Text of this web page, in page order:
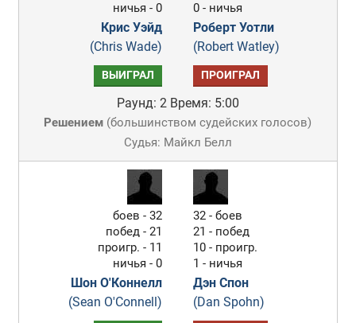
ничья - 0
Крис Уэйд
(Chris Wade)
0 - ничья
Роберт Уотли
(Robert Watley)
ВЫИГРАЛ ПРОИГРАЛ
Раунд: 2 Время: 5:00
Решением (большинством судейских голосов)
Судья: Майкл Белл
боев - 32
побед - 21
проигр. - 11
ничья - 0
Шон О'Коннелл
(Sean O'Connell)
32 - боев
21 - побед
10 - проигр.
1 - ничья
Дэн Спон
(Dan Spohn)